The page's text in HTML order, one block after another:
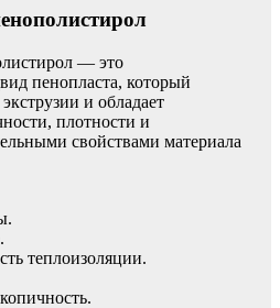
— это
пенопласта, который
и обладает
плотности и
свойствами материала
теплоизоляции.